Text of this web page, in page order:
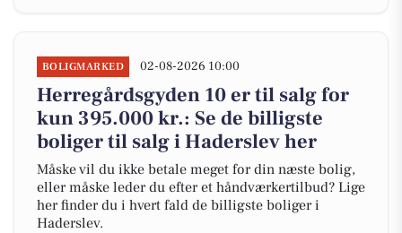
BOLIGMARKED 02-08-2026 10:00
Herregårdsgyden 10 er til salg for
kun 395.000 kr.: Se de billigste
boliger til salg i Haderslev her
Måske vil du ikke betale meget for din næste bolig,
eller måske leder du efter et håndværkertilbud? Lige
her finder du i hvert fald de billigste boliger i
Haderslev.